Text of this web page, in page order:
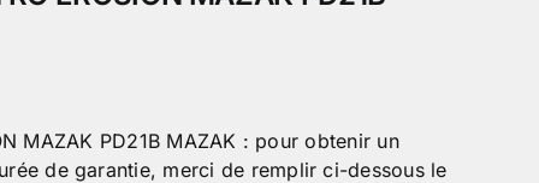
MAZAK PD21B MAZAK : pour obtenir un
de garantie, merci de remplir ci-dessous le